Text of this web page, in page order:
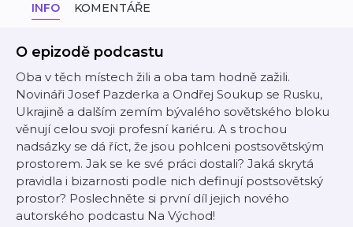
INFO KOMENTÁŘE
O epizodě podcastu
Oba v těch místech žili a oba tam hodně zažili.
Novináři Josef Pazderka a Ondřej Soukup se Rusku,
Ukrajině a dalším zemím bývalého sovětského bloku
věnují celou svoji profesní kariéru. A s trochou
nadsázky se dá říct, že jsou pohlceni postsovětským
prostorem. Jak se ke své práci dostali? Jaká skrytá
pravidla i bizarnosti podle nich definují postsovětský
prostor? Poslechněte si první díl jejich nového
autorského podcastu Na Východ!